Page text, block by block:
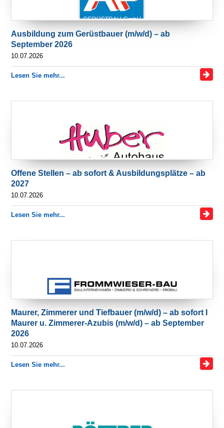
Ausbildung zum Gerüstbauer (m/w/d) – ab
September 2026
10.07.2026
Lesen Sie mehr...
Offene Stellen – ab sofort & Ausbildungsplätze – ab
2027
10.07.2026
Lesen Sie mehr...
Maurer, Zimmerer und Tiefbauer (m/w/d) – ab sofort I
Maurer u. Zimmerer-Azubis (m/w/d) – ab September
2026
10.07.2026
Lesen Sie mehr...